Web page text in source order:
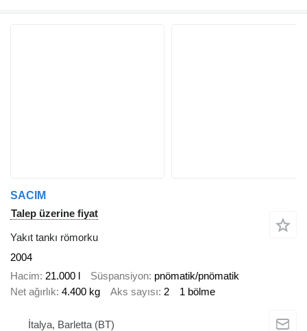
SACIM
Talep üzerine fiyat
Yakıt tankı römorku
2004
Hacim 21.000 l Süspansiyon pnömatik/pnömatik
Net ağırlık 4.400 kg Aks sayısı 2 1 bölme
İtalya, Barletta (BT)